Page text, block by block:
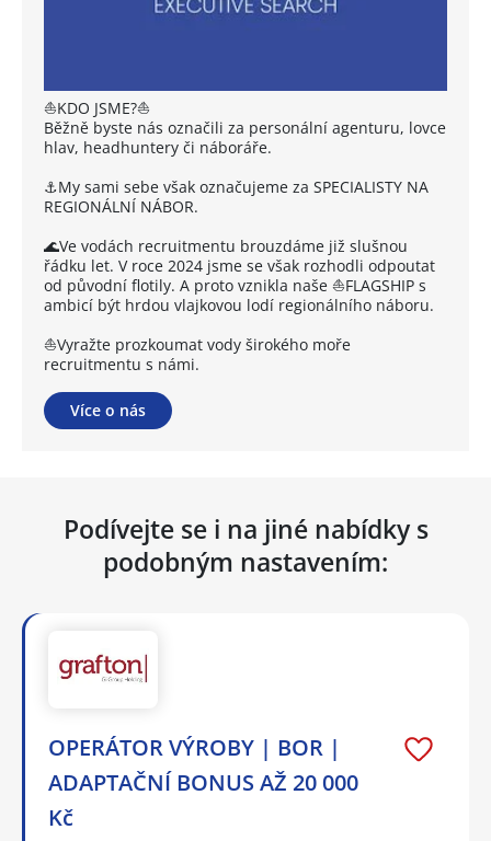
⛵KDO JSME?⛵
Běžně byste nás označili za personální agenturu, lovce
hlav, headhuntery či náboráře.
⚓My sami sebe však označujeme za SPECIALISTY NA
REGIONÁLNÍ NÁBOR.
🌊Ve vodách recruitmentu brouzdáme již slušnou
řádku let. V roce 2024 jsme se však rozhodli odpoutat
od původní flotily. A proto vznikla naše ⛵FLAGSHIP s
ambicí být hrdou vlajkovou lodí regionálního náboru.
⛵Vyražte prozkoumat vody širokého moře
recruitmentu s námi.
Více o nás
Podívejte se i na jiné nabídky s
podobným nastavením:
OPERÁTOR VÝROBY | BOR |
ADAPTAČNÍ BONUS AŽ 20 000
Kč